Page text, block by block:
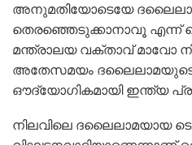
അനുമതിയോടെയേ
തെരഞ്ഞെടുക്കാനാവൂ എന്ന്
മന്ത്രാലയ വക്താവ് മാവോ
അതേസമയം
ഔദ്യോഗികമായി ഇന്ത്യ
നിലവിലെ ദലൈലാമയായ